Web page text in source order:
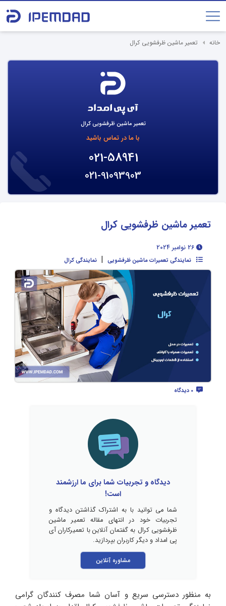
خانه تعمیر ماشین ظرفشویی کرال
تعمیر ماشین ظرفشویی کرال
با ما در تماس باشید
021-58941
021-91093903
تعمیر ماشین ظرفشویی کرال
نمایندگی تعمیرات ماشین ظرفشویی | نمایندگی کرال
دیدگاه و تجربیات شما برای ما ارزشمند
است!
شما می توانید با به اشتراک گذاشتن دیدگاه و
تجربیات خود در انتهای مقاله تعمیر ماشین
ظرفشویی کرال به گفتمان آنلاین با تعمیرکاران آی
پی امداد و دیگر کاربران بپردازید.
مشاوره آنلاین
به منظور دسترسی سریع و آسان شما مصرف کنندگان گرامی